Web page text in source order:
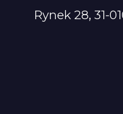
Rynek 28, 31-